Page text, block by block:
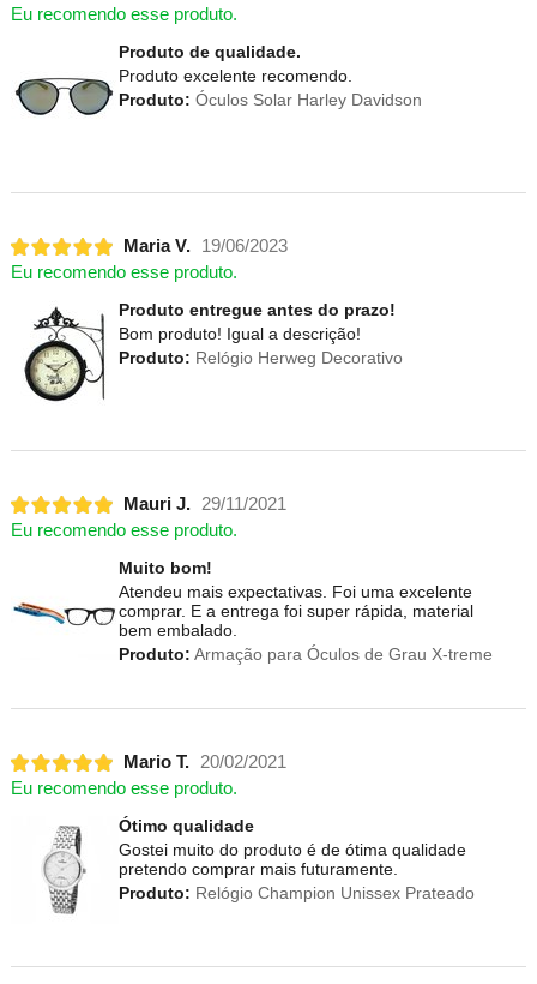
Eu recomendo esse produto.
Produto de qualidade.
Produto excelente recomendo.
Produto: Óculos Solar Harley Davidson
Maria V.
19/06/2023
Eu recomendo esse produto.
Produto entregue antes do prazo!
Bom produto! Igual a descrição!
Produto: Relógio Herweg Decorativo
Mauri J. 29/11/2021
Eu recomendo esse produto.
Muito bom!
Atendeu mais expectativas. Foi uma excelente
comprar. E a entrega foi super rápida, material
bem embalado.
Produto: Armação para Óculos de Grau X-treme
Mario T. 20/02/2021
Eu recomendo esse produto.
Ótimo qualidade
Gostei muito do produto é de ótima qualidade
pretendo comprar mais futuramente.
Produto: Relógio Champion Unissex Prateado